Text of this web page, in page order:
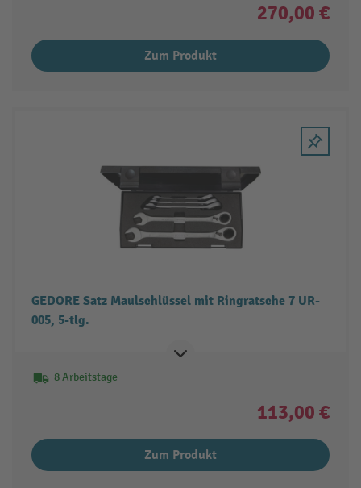
270,00 €
Zum Produkt
GEDORE Satz Maulschlüssel mit Ringratsche 7 UR-
005, 5-tlg.
8 Arbeitstage
113,00 €
Zum Produkt